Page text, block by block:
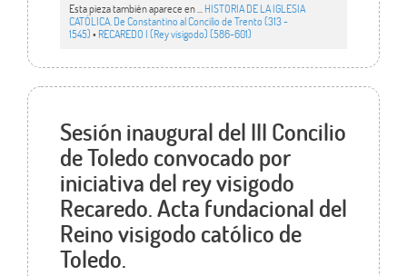
Esta pieza también aparece en ... HISTORIA DE LA IGLESIA
CATÓLICA. De Constantino al Concilio de Trento (313 -
1545)• RECAREDO I (Rey visigodo) (586-601)
Sesión inaugural del III Concilio
de Toledo convocado por
iniciativa del rey visigodo
Recaredo. Acta fundacional del
Reino visigodo católico de
Toledo.